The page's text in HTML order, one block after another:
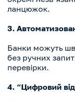
ланцюжок.
3.
Банки можуть
без ручних
перевірки.
4. “Цифровий